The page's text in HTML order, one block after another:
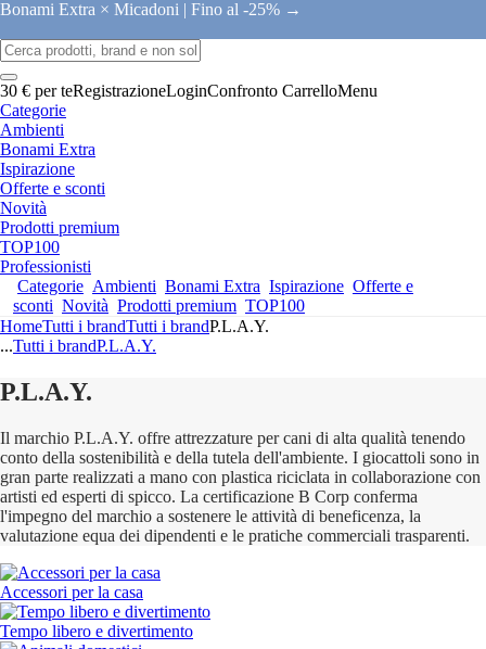
Bonami Extra × Micadoni | Fino al -25% →
30 € per teRegistrazioneLoginConfronto CarrelloMenu
Categorie
Ambienti
Bonami Extra
Ispirazione
Offerte e sconti
Novità
Prodotti premium
TOP100
Professionisti
Categorie Ambienti Bonami Extra Ispirazione Offerte e
sconti Novità Prodotti premium TOP100
HomeTutti i brandTutti i brandP.L.A.Y.
...Tutti i brandP.L.A.Y.
P.L.A.Y.
Il marchio P.L.A.Y. offre attrezzature per cani di alta qualità tenendo
conto della sostenibilità e della tutela dell'ambiente. I giocattoli sono in
gran parte realizzati a mano con plastica riciclata in collaborazione con
artisti ed esperti di spicco. La certificazione B Corp conferma
l'impegno del marchio a sostenere le attività di beneficenza, la
valutazione equa dei dipendenti e le pratiche commerciali trasparenti.
Accessori per la casa
Tempo libero e divertimento